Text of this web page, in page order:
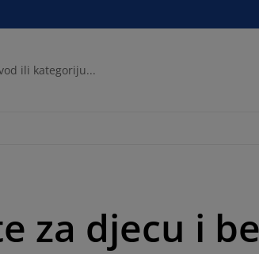
za djecu i